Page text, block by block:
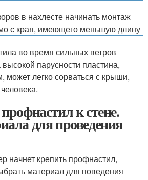
в нахлесте начинать монтаж
с края, имеющего меньшую длину
во время сильных ветров
парусности пластина,
может легко сорваться с крыши,
к стене.
для проведения
начнет крепить профнастил,
материал для поведения